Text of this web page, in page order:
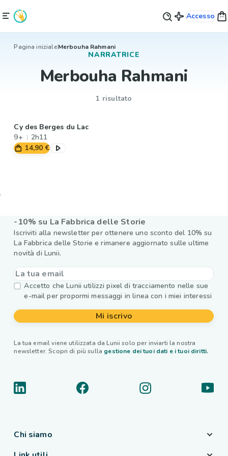
Accesso
Pagina inizialeMerbouha Rahmani
NARRATRICE
Merbouha Rahmani
1 risultato
Cy des Berges du Lac
9+
2h11
14,90 €
-10% su La Fabbrica delle Storie
Iscriviti alla newsletter per ottenere uno sconto del 10% su
La Fabbrica delle Storie e rimanere aggiornato sulle ultime
novità di Lunii.
Accetto che Lunii utilizzi pixel di tracciamento nelle sue
e-mail per propormi messaggi in linea con i miei interessi
Mi iscrivo
La tua email viene utilizzata da Lunii solo per inviarti la nostra
newsletter. Scopri di più sulla gestione dei tuoi dati e i tuoi diritti.
Chi siamo